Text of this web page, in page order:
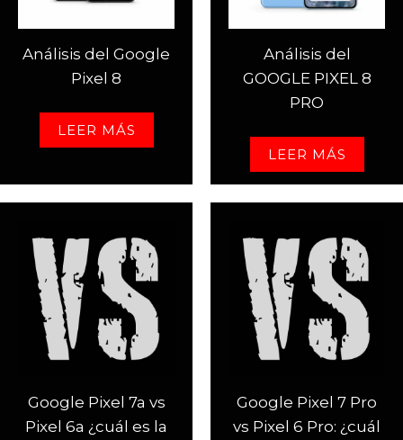
Análisis del Google
Pixel 8
LEER MÁS
Análisis del
GOOGLE PIXEL 8
PRO
LEER MÁS
Google Pixel 7a vs
Pixel 6a ¿cuál es la
Google Pixel 7 Pro
vs Pixel 6 Pro: ¿cuál